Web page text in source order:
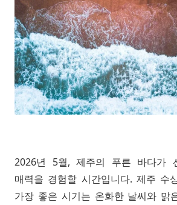
2026년 5월, 제주의 푸른 바다가
매력을 경험할 시간입니다. 제주 수
가장 좋은 시기는 온화한 날씨와 맑